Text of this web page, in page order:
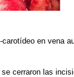
en vena
cerraron las